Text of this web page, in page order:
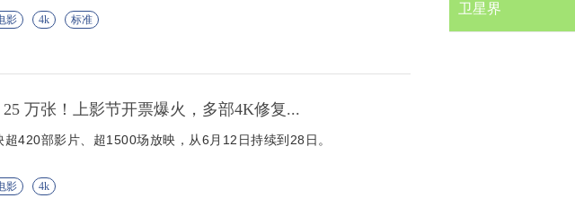
影 4k 标准
25 万张！上影节开票爆火，多部4K修复...
超420部影片、超1500场放映，从6月12日持续到28日。
影 4k
卫星界